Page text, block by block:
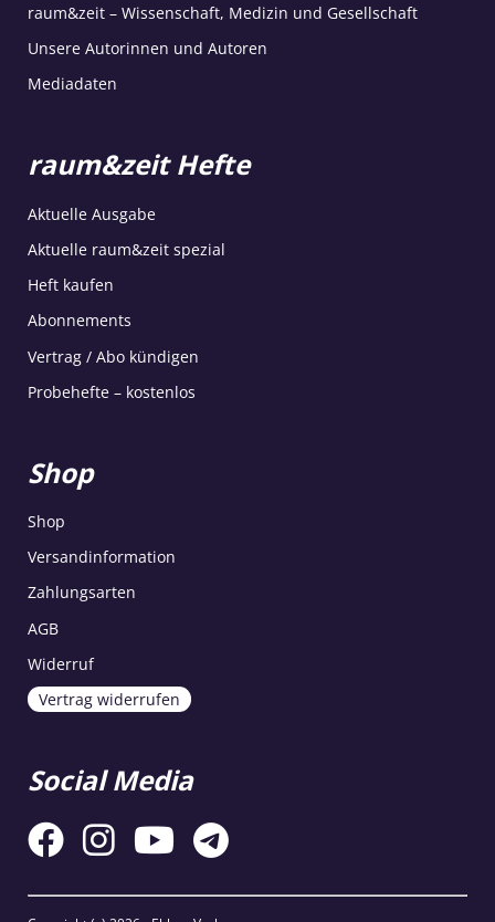
raum&zeit – Wissenschaft, Medizin und Gesellschaft
Unsere Autorinnen und Autoren
Mediadaten
raum&zeit Hefte
Aktuelle Ausgabe
Aktuelle raum&zeit spezial
Heft kaufen
Abonnements
Vertrag / Abo kündigen
Probehefte – kostenlos
Shop
Shop
Versandinformation
Zahlungsarten
AGB
Widerruf
Vertrag widerrufen
Social Media